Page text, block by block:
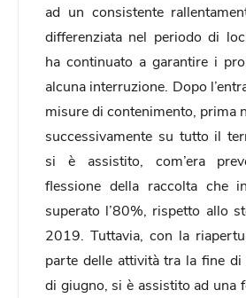
ad un consistente
differenziata nel periodo di
ha continuato a garantire i
alcuna interruzione. Dopo
misure di contenimento, prima
successivamente su tutto il
si è assistito, com’era
flessione della raccolta che
superato l’80%, rispetto allo
2019. Tuttavia, con la
parte delle attività tra la fine di
di giugno, si è assistito ad una